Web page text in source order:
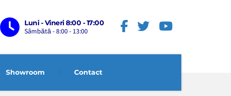
Luni - Vineri 8:00 - 17:00
Sâmbătă - 8:00 - 13:00
Showroom Contact